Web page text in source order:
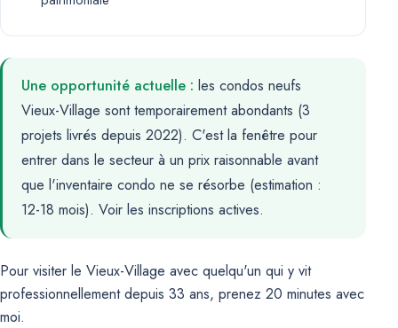
Une opportunité actuelle : les condos neufs
Vieux-Village sont temporairement abondants (3
projets livrés depuis 2022). C'est la fenêtre pour
entrer dans le secteur à un prix raisonnable avant
que l'inventaire condo ne se résorbe (estimation :
12-18 mois). Voir les inscriptions actives.
Pour visiter le Vieux-Village avec quelqu'un qui y vit
professionnellement depuis 33 ans, prenez 20 minutes avec
moi.